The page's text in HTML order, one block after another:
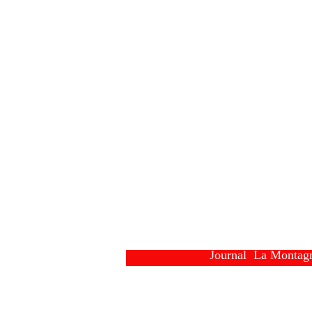
Journal  La